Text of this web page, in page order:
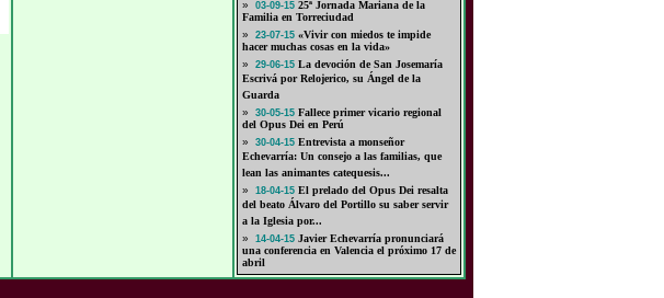
»
03-09-1525ª Jornada Mariana de la
Familia en Torreciudad
»
23-07-15«Vivir con miedos te impide
hacer muchas cosas en la vida»
»
29-06-15La devoción de San Josemaría
Escrivá por Relojerico, su Ángel de la
Guarda
»
30-05-15Fallece primer vicario regional
del Opus Dei en Perú
»
30-04-15Entrevista a monseñor
Echevarría: Un consejo a las familias, que
lean las animantes catequesis...
»
18-04-15El prelado del Opus Dei resalta
del beato Álvaro del Portillo su saber servir
a la Iglesia por...
»
14-04-15Javier Echevarría pronunciará
una conferencia en Valencia el próximo 17 de
abril